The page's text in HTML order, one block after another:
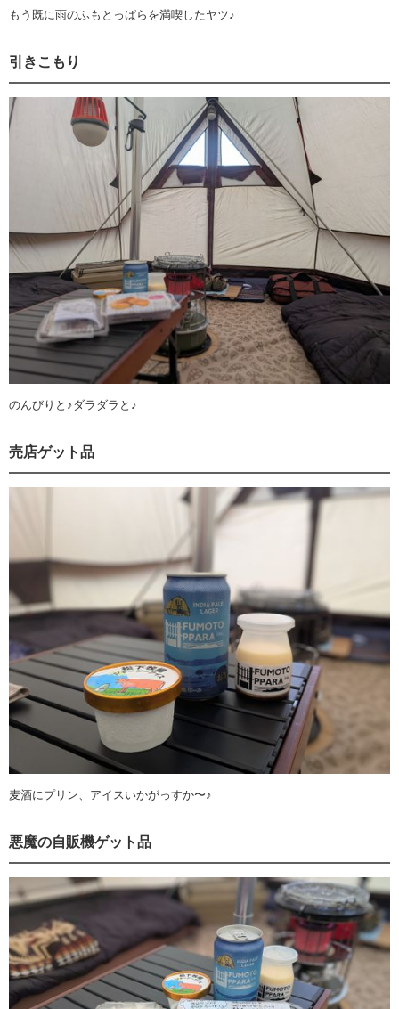
もう既に雨のふもとっぱらを満喫したヤツ♪
引きこもり
のんびりと♪ダラダラと♪
売店ゲット品
麦酒にプリン、アイスいかがっすか〜♪
悪魔の自販機ゲット品